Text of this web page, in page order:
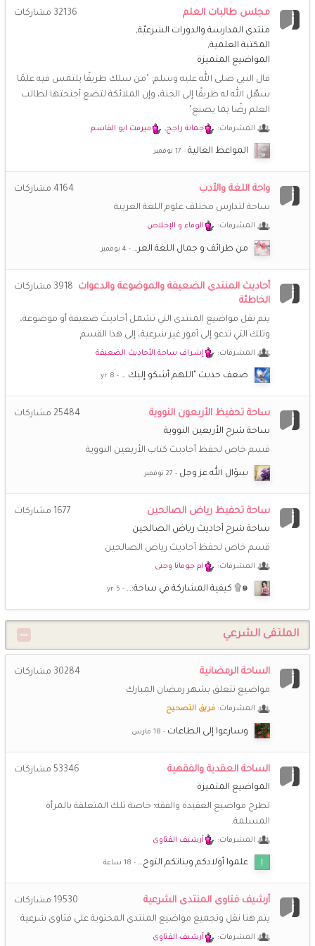
جديد.🌹
**راضية**
نورك غاليتي😘
خُـزَامَى 4 نوفمبر 2:07 م
@**راضية** نوووورتي
**راضية**
💝
يااااه شعور عجيييب، كيف حالكن يا أخوات، ما رأيكن بحياة جديدة
لمنتدانا؟
@أمة الله ~ عائشة ~ غالبا الملفات انفقدت .. اعرف واحدة من اللي
كانو يعملون فيها سأسألها لو عندها نسخ منها
أمة الله ~ عائشة ~
السلام عليكم.. كيف احمل مجلات فتيات تبع منتدى اخوات طريق
أمة الله ~ عائشة ~
عن يُسَيرَةَ رَضي الله عنها - وكانت من المهاجرات - قالت: قال لنا
بِالأَنامِلِ ؛ فَإِنَّهُنَّ مَسؤُولاتٍ مُستَنطَقَاتٍ ، وَلَا تَعْفُلنَ؛ فَتَنسَينَ
الذَّكَرَ لَحُرِمتُنَّ ثَوابَهُ، فَكَأَنَّكُنَّ تَرَكْتُنَّ الرَّحْمَةَ» وصية النبي ﷺ لنا نحن
معشر النساء
الملتزمة المتفائلة
اشتقت بحجم السماء.. كيف حالكم يا غاليات هل يتذكرني احد
❤️
السلام عليكم ورحمة الله وبركاته .. كيف حالكن؟ اشتقت
{ الــهـــا م }
شـــاني
سبحان الله وبحمده و استغفر الله
(نشوى) 25 مايو 7:51 م
🙂
*اريج الايمان*
أحبكن فى الله واشتقت لكم @خزامى @عزيزة@سندس واستبرق
❤️
❤️
الجمعة الأخيرة من رمضان اللهم اجعلها خير وفرج على
المسلمين أجمعين اللهم أعتق رقابنا من النار واسترنا فوق الأرض
وتحت الأرض ويوم العرض اللهم لا تحرمنا فضلك وعفوك اللهم
مجلس طالبات العلم
منتدى المدارسة والدورات الشرعيّة
المكتبة العلمية
المواضيع المتميزة
قال النبي صلى الله عليه وسلم: "من سلك طريقًا يلتمس فيه علمًا
سهّل الله له طريقًا إلى الجنة، وإن الملائكة لتضع أجنحتها لطالب
العلم رضًا بما يصنع"
المشرفات: جمانة راجح, ميرفت ابو القاسم
32136 مشاركات
المواعظ الغالية
واحة اللغة والأدب
ساحة لتدارس مختلف علوم اللغة العربية
المشرفات: الوفاء و الإخلاص
4164 مشاركات
من طرائف و جمال اللغة العر…
أحاديث المنتدى الضعيفة والموضوعة والدعوات
الخاطئة
يتم نقل مواضيع المنتدى التي تشمل أحاديثَ ضعيفة أو موضوعة،
وتلك التي تدعو إلى أمور غير شرعية، إلى هذا القسم
المشرفات: إشراف ساحة الأحاديث الضعيفة
3918 مشاركات
ضعف حديث "اللهم أشكو إليك …
ساحة تحفيظ الأربعون النووية
ساحة شرح الأربعين النووية
قسم خاص لحفظ أحاديث كتاب الأربعين النووية
25484 مشاركات
سؤال الله عز وجل
ساحة تحفيظ رياض الصالحين
ساحة شرح أحاديث رياض الصالحين
قسم خاص لحفظ أحاديث رياض الصالحين
المشرفات: ام جومانا وجنى
1677 مشاركات
๑۩ كيفية المشاركة في ساحة:…
الملتقى الشرعي
الساحة الرمضانية
مواضيع تتعلق بشهر رمضان المبارك
المشرفات: فريق التصحيح
30284 مشاركات
وسارعوا إلى الطاعات
الساحة العقدية والفقهية
المواضيع المتميزة
لطرح مواضيع العقيدة والفقه؛ خاصة تلك المتعلقة بالمرأة
المسلمة.
المشرفات: أرشيف الفتاوى
53346 مشاركات
علموا أوﻻدكم وبناتكم التوح…
أرشيف فتاوى المنتدى الشرعية
يتم هنا نقل وتجميع مواضيع المنتدى المحتوية على فتاوى شرعية
المشرفات: أرشيف الفتاوى
19530 مشاركات